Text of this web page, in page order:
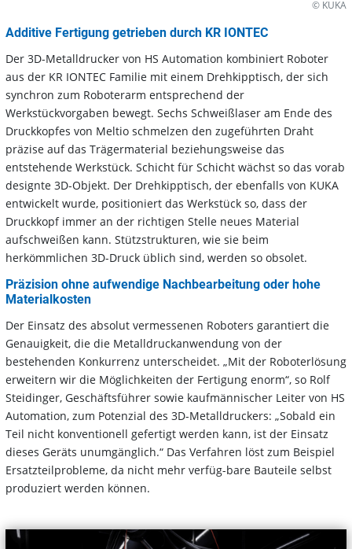
© KUKA
Additive Fertigung getrieben durch KR IONTEC
Der 3D-Metalldrucker von HS Automation kombiniert Roboter
aus der KR IONTEC Familie mit einem Drehkipptisch, der sich
synchron zum Roboterarm entsprechend der
Werkstückvorgaben bewegt. Sechs Schweißlaser am Ende des
Druckkopfes von Meltio schmelzen den zugeführten Draht
präzise auf das Trägermaterial beziehungsweise das
entstehende Werkstück. Schicht für Schicht wächst so das vorab
designte 3D-Objekt. Der Drehkipptisch, der ebenfalls von KUKA
entwickelt wurde, positioniert das Werkstück so, dass der
Druckkopf immer an der richtigen Stelle neues Material
aufschweißen kann. Stützstrukturen, wie sie beim
herkömmlichen 3D-Druck üblich sind, werden so obsolet.
Präzision ohne aufwendige Nachbearbeitung oder hohe
Materialkosten
Der Einsatz des absolut vermessenen Roboters garantiert die
Genauigkeit, die die Metalldruckanwendung von der
bestehenden Konkurrenz unterscheidet. „Mit der Roboterlösung
erweitern wir die Möglichkeiten der Fertigung enorm“, so Rolf
Steidinger, Geschäftsführer sowie kaufmännischer Leiter von HS
Automation, zum Potenzial des 3D-Metalldruckers: „Sobald ein
Teil nicht konventionell gefertigt werden kann, ist der Einsatz
dieses Geräts unumgänglich.“ Das Verfahren löst zum Beispiel
Ersatzteilprobleme, da nicht mehr verfüg-bare Bauteile selbst
produziert werden können.